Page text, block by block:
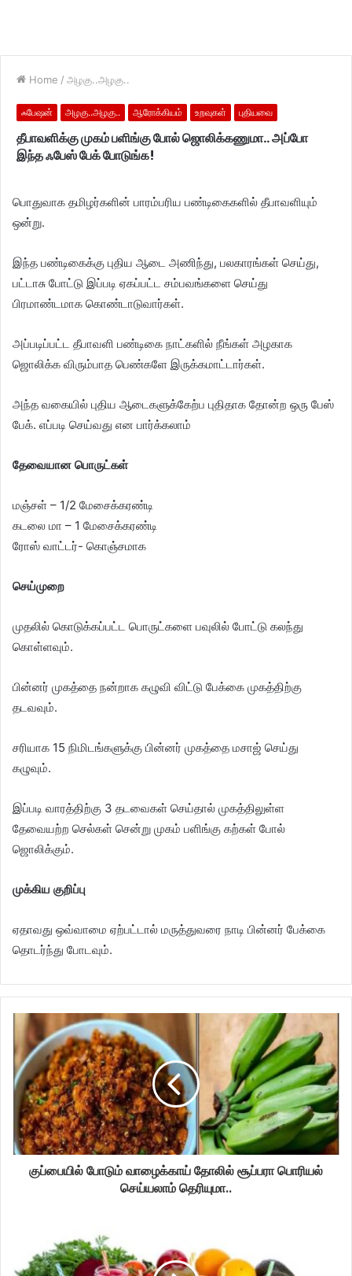
Home / அழகு..அழகு..
ஃபேஷன் அழகு..அழகு.. ஆரோக்கியம் உறவுகள் புதியவை
தீபாவளிக்கு முகம் பளிங்கு போல் ஜொலிக்கணுமா.. அப்போ
இந்த ஃபேஸ் பேக் போடுங்க!
பொதுவாக தமிழர்களின் பாரம்பரிய பண்டிகைகளில் தீபாவளியும்
ஒன்று.
இந்த பண்டிகைக்கு புதிய ஆடை அணிந்து, பலகாரங்கள் செய்து,
பட்டாசு போட்டு இப்படி ஏகப்பட்ட சம்பவங்களை செய்து
பிரமாண்டமாக கொண்டாடுவார்கள்.
அப்படிப்பட்ட தீபாவளி பண்டிகை நாட்களில் நீங்கள் அழகாக
ஜொலிக்க விரும்பாத பெண்களே இருக்கமாட்டார்கள்.
அந்த வகையில் புதிய ஆடைகளுக்கேற்ப புதிதாக தோன்ற ஒரு பேஸ்
பேக். எப்படி செய்வது என பார்க்கலாம்
தேவையான பொருட்கள்
மஞ்சள் – 1/2 மேசைக்கரண்டி
கடலை மா – 1 மேசைக்கரண்டி
ரோஸ் வாட்டர்- கொஞ்சமாக
செய்முறை
முதலில் கொடுக்கப்பட்ட பொருட்களை பவுலில் போட்டு கலந்து
கொள்ளவும்.
பின்னர் முகத்தை நன்றாக கழுவி விட்டு பேக்கை முகத்திற்கு
தடவவும்.
சரியாக 15 நிமிடங்களுக்கு பின்னர் முகத்தை மசாஜ் செய்து
கழுவும்.
இப்படி வாரத்திற்கு 3 தடவைகள் செய்தால் முகத்திலுள்ள
தேவையற்ற செல்கள் சென்று முகம் பளிங்கு கற்கள் போல்
ஜொலிக்கும்.
முக்கிய குறிப்பு
ஏதாவது ஒவ்வாமை ஏற்பட்டால் மருத்துவரை நாடி பின்னர் பேக்கை
தொடர்ந்து போடவும்.
குப்பையில் போடும் வாழைக்காய் தோலில் சூப்பரா பொரியல்
செய்யலாம் தெரியுமா..